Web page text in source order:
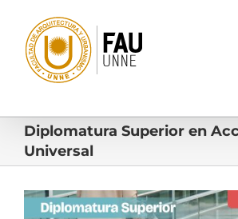
contenido
Diplomatura Superior en
Universal
Ver